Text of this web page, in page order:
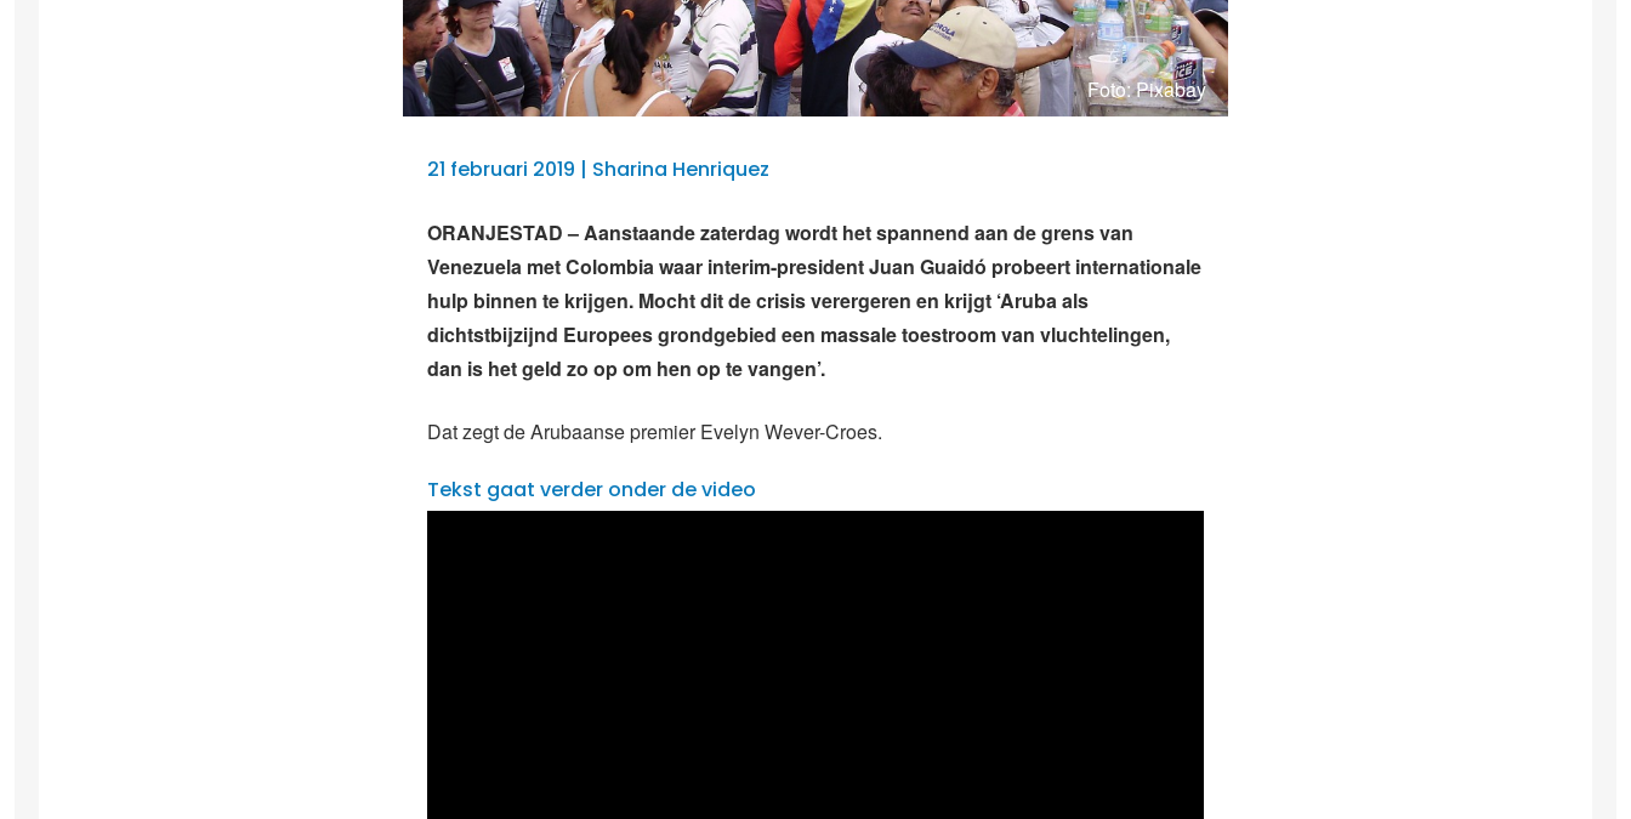
Foto: Pixabay
21 februari 2019 | Sharina Henriquez
ORANJESTAD – Aanstaande zaterdag wordt het spannend aan de grens van
Venezuela met Colombia waar interim-president Juan Guaidó probeert internationale
hulp binnen te krijgen. Mocht dit de crisis verergeren en krijgt ‘Aruba als
dichtstbijzijnd Europees grondgebied een massale toestroom van vluchtelingen,
dan is het geld zo op om hen op te vangen’.
Dat zegt de Arubaanse premier Evelyn Wever-Croes.
Tekst gaat verder onder de video